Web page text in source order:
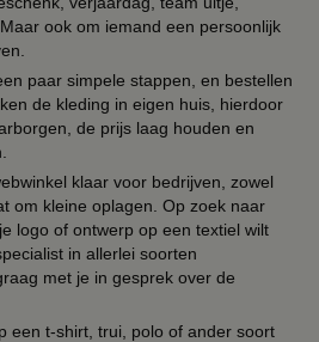
ook om iemand een persoonlijk
paar simpele stappen, en bestellen
de kleding in eigen huis, hierdoor
de prijs laag houden en
klaar voor bedrijven, zowel
om kleine oplagen. Op zoek naar
logo of ontwerp op een textiel wilt
in allerlei soorten
met je in gesprek over de
een t-shirt, trui, polo of ander soort